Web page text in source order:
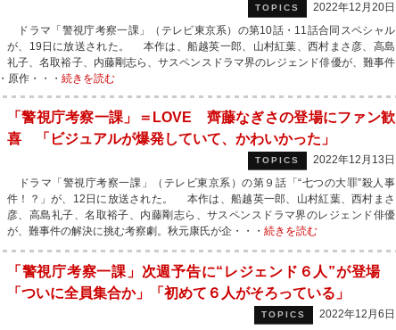
TOPICS
2022年12月20日
ドラマ「警視庁考察一課」（テレビ東京系）の第10話・11話合同スペシャル
が、19日に放送された。 本作は、船越英一郎、山村紅葉、西村まさ彦、高島
礼子、名取裕子、内藤剛志ら、サスペンスドラマ界のレジェンド俳優が、難事件
原作・・・ 続きを読む
「警視庁考察一課」＝LOVE 齊藤なぎさの登場にファン歓
喜 「ビジュアルが爆発していて、かわいかった」
TOPICS
2022年12月13日
ドラマ「警視庁考察一課」（テレビ東京系）の第９話「“七つの大罪”殺人事
件！？」が、12日に放送された。 本作は、船越英一郎、山村紅葉、西村まさ
彦、高島礼子、名取裕子、内藤剛志ら、サスペンスドラマ界のレジェンド俳優
が、難事件の解決に挑む考察劇。秋元康氏が企・・・ 続きを読む
「警視庁考察一課」次週予告に“レジェンド６人”が登場
「ついに全員集合か」「初めて６人がそろっている」
TOPICS
2022年12月6日